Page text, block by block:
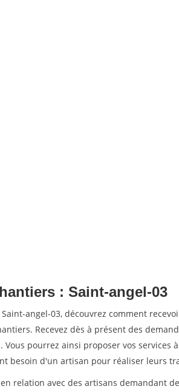
: Saint-angel-03
angel-03, découvrez comment
Recevez dès à présent des
pourrez ainsi proposer vos services
besoin d'un artisan pour réaliser leurs
relation avec des artisans demandant